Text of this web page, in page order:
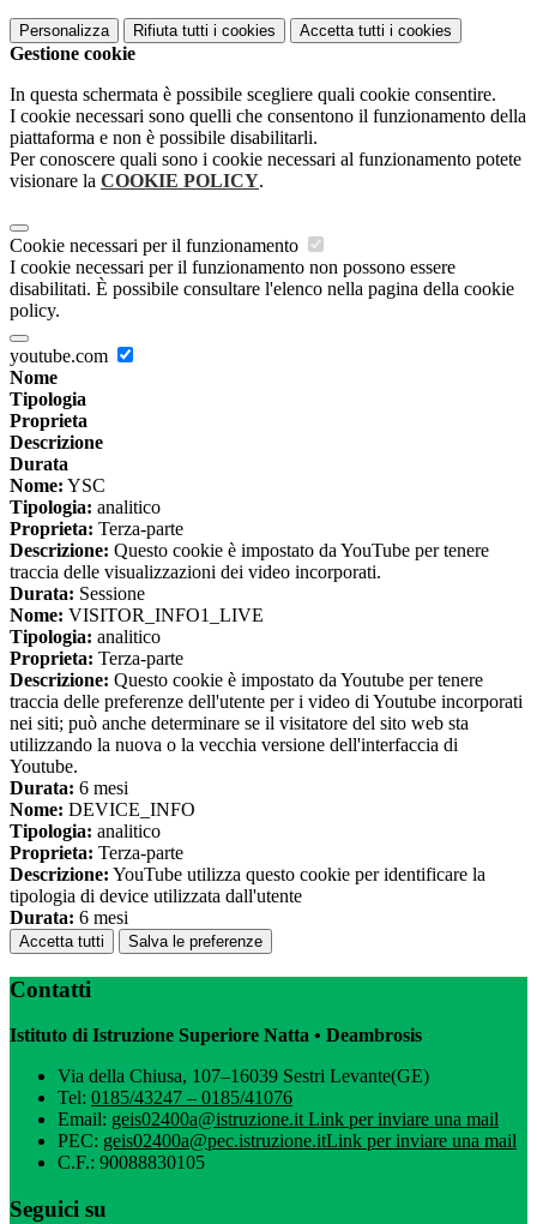
Personalizza Rifiuta tutti i cookies Accetta tutti i cookies
Gestione cookie
In questa schermata è possibile scegliere quali cookie consentire.
I cookie necessari sono quelli che consentono il funzionamento della
piattaforma e non è possibile disabilitarli.
Per conoscere quali sono i cookie necessari al funzionamento potete
visionare la COOKIE POLICY.
Cookie necessari per il funzionamento
I cookie necessari per il funzionamento non possono essere
disabilitati. È possibile consultare l'elenco nella pagina della cookie
policy.
youtube.com
Nome
Tipologia
Proprieta
Descrizione
Durata
Nome: YSC
Tipologia: analitico
Proprieta: Terza-parte
Descrizione: Questo cookie è impostato da YouTube per tenere
traccia delle visualizzazioni dei video incorporati.
Durata: Sessione
Nome: VISITOR_INFO1_LIVE
Tipologia: analitico
Proprieta: Terza-parte
Descrizione: Questo cookie è impostato da Youtube per tenere
traccia delle preferenze dell'utente per i video di Youtube incorporati
nei siti; può anche determinare se il visitatore del sito web sta
utilizzando la nuova o la vecchia versione dell'interfaccia di
Youtube.
Durata: 6 mesi
Nome: DEVICE_INFO
Tipologia: analitico
Proprieta: Terza-parte
Descrizione: YouTube utilizza questo cookie per identificare la
tipologia di device utilizzata dall'utente
Durata: 6 mesi
Accetta tutti Salva le preferenze
Contatti
Istituto di Istruzione Superiore Natta • Deambrosis
Via della Chiusa, 107–16039 Sestri Levante(GE)
Tel: 0185/43247 – 0185/41076
Email: geis02400a@istruzione.itLink per inviare una mail
PEC: geis02400a@pec.istruzione.itLink per inviare una mail
C.F.: 90088830105
Seguici su